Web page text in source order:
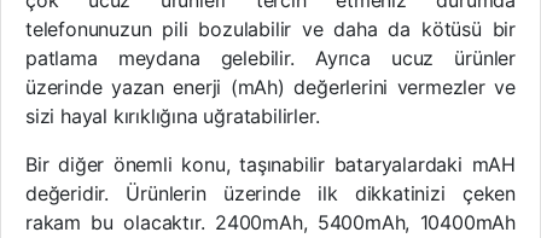
telefonunuzun pili bozulabilir ve daha da kötüsü bir
patlama meydana gelebilir. Ayrıca ucuz ürünler
üzerinde yazan enerji (mAh) değerlerini vermezler ve
sizi hayal kırıklığına uğratabilirler.
Bir diğer önemli konu, taşınabilir bataryalardaki mAH
değeridir. Ürünlerin üzerinde ilk dikkatinizi çeken
rakam bu olacaktır. 2400mAh, 5400mAh, 10400mAh